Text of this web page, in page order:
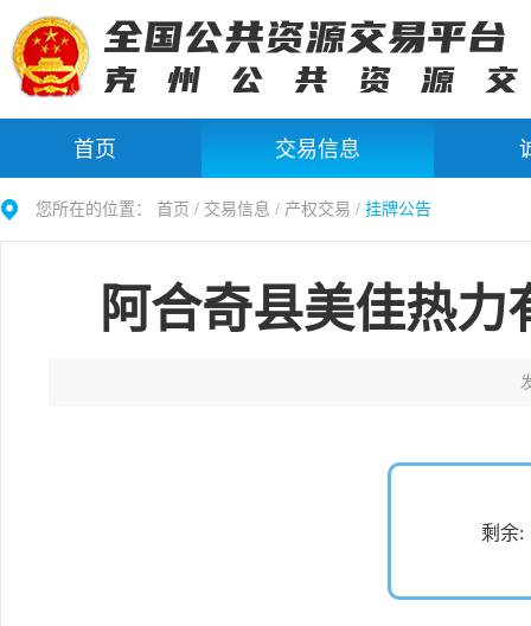
首页 交易信息
您所在的位置： 首页 / 交易信息 / 产权交易 / 挂牌公告
阿合奇县美佳热
剩余: